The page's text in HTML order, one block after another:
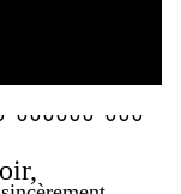
°°°°°° °°°